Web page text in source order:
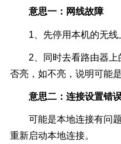
意思一：网线故障
1、先停用本机的无线
2、同时去看路由器上
否亮，如不亮，说明可能
意思二：连接设置错
可能是本地连接有问题
重新启动本地连接。